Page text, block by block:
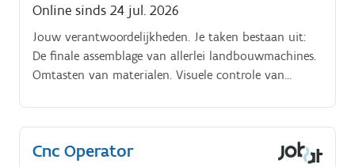
Online sinds 24 jul. 2026
Jouw verantwoordelijkheden. Je taken bestaan uit:
De finale assemblage van allerlei landbouwmachines.
Omtasten van materialen. Visuele controle van
Cnc Operator